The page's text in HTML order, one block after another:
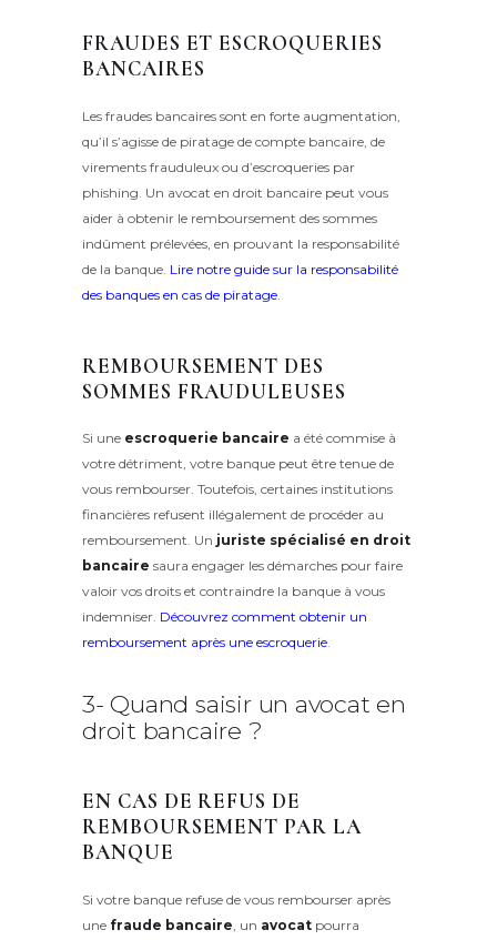
FRAUDES ET ESCROQUERIES
BANCAIRES
Les fraudes bancaires sont en forte augmentation,
qu’il s’agisse de piratage de compte bancaire, de
virements frauduleux ou d’escroqueries par
phishing. Un avocat en droit bancaire peut vous
aider à obtenir le remboursement des sommes
indûment prélevées, en prouvant la responsabilité
de la banque. Lire notre guide sur la responsabilité
des banques en cas de piratage.
REMBOURSEMENT DES
SOMMES FRAUDULEUSES
Si une escroquerie bancaire a été commise à
votre détriment, votre banque peut être tenue de
vous rembourser. Toutefois, certaines institutions
financières refusent illégalement de procéder au
remboursement. Un juriste spécialisé en droit
bancaire saura engager les démarches pour faire
valoir vos droits et contraindre la banque à vous
indemniser. Découvrez comment obtenir un
remboursement après une escroquerie.
3- Quand saisir un avocat en
droit bancaire ?
EN CAS DE REFUS DE
REMBOURSEMENT PAR LA
BANQUE
Si votre banque refuse de vous rembourser après
une fraude bancaire , un avocat pourra